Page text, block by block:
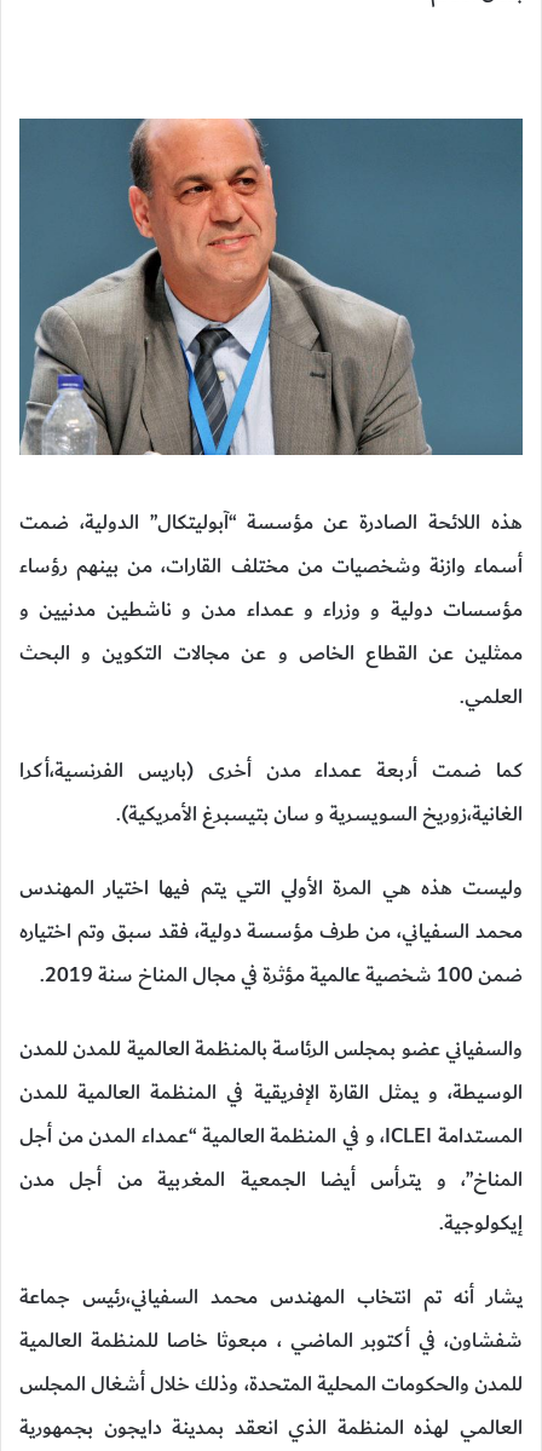
هذه اللائحة الصادرة عن مؤسسة “آبوليتكال” الدولية، ضمت
أسماء وازنة وشخصيات من مختلف القارات، من بينهم رؤساء
مؤسسات دولية و وزراء و عمداء مدن و ناشطين مدنيين و
ممثلين عن القطاع الخاص و عن مجالات التكوين و البحث
العلمي.
كما ضمت أربعة عمداء مدن أخرى (باريس الفرنسية،أكرا
الغانية،زوريخ السويسرية و سان بتيسبرغ الأمريكية).
وليست هذه هي المرة الأولي التي يتم فيها اختيار المهندس
محمد السفياني، من طرف مؤسسة دولية، فقد سبق وتم اختياره
ضمن 100 شخصية عالمية مؤثرة في مجال المناخ سنة 2019.
والسفياني عضو بمجلس الرئاسة بالمنظمة العالمية للمدن للمدن
الوسيطة، و يمثل القارة الإفريقية في المنظمة العالمية للمدن
المستدامة ICLEI، و في المنظمة العالمية “عمداء المدن من أجل
المناخ”، و يترأس أيضا الجمعية المغربية من أجل مدن
إيكولوجية.
يشار أنه تم انتخاب المهندس محمد السفياني،رئيس جماعة
شفشاون، في أكتوبر الماضي ، مبعوثا خاصا للمنظمة العالمية
للمدن والحكومات المحلية المتحدة، وذلك خلال أشغال المجلس
العالمي لهذه المنظمة الذي انعقد بمدينة دايجون بجمهورية